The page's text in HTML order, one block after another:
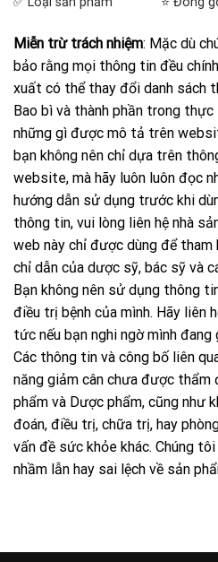
Miễn trừ trách nhiệm: Mặc dù
bảo rằng mọi thông tin đều
xuất có thể thay đổi danh sách
Bao bì và thành phần trong
những gì được mô tả trên
bạn không nên chỉ dựa trên
website, mà hãy luôn luôn đọc
hướng dẫn sử dụng trước khi
thông tin, vui lòng liên hệ nhà
web này chỉ được dùng để
chỉ dẫn của dược sỹ, bác sỹ và
Bạn không nên sử dụng thông
điều trị bệnh của mình. Hãy liên
tức nếu bạn nghi ngờ mình
Các thông tin và công bố liên
năng giảm cân chưa được thẩm
phẩm và Dược phẩm, cũng như
đoán, điều trị, chữa trị, hay
vấn đề sức khỏe khác. Chúng
nhầm lẫn hay sai lệch về sản